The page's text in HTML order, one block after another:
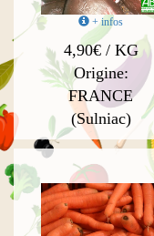
+ infos
4,90€ / KG
Origine:
FRANCE
(Sulniac)